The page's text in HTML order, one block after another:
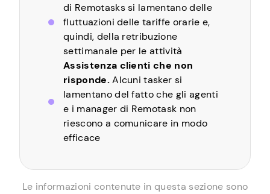
di Remotasks si lamentano delle
fluttuazioni delle tariffe orarie e,
quindi, della retribuzione
settimanale per le attività
Assistenza clienti che non
risponde.Alcuni tasker si
lamentano del fatto che gli agenti
e i manager di Remotask non
riescono a comunicare in modo
efficace
Le informazioni contenute in questa sezione sono